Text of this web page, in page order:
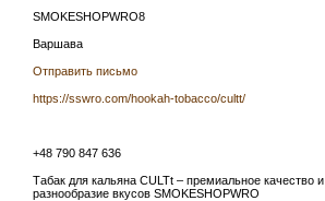
SMOKESHOPWRO8
Варшава
Отправить письмо
https://sswro.com/hookah-tobacco/cultt/
+48 790 847 636
Табак для кальяна CULTt – премиальное качество и
разнообразие вкусов SMOKESHOPWRO